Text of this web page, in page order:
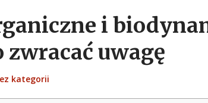
i
uwagę
kategorii